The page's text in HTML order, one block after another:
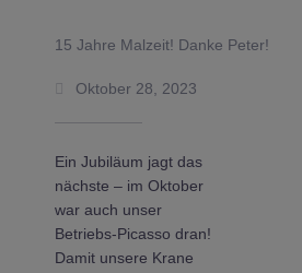
15 Jahre Malzeit! Danke Peter!
Oktober 28, 2023
Ein Jubiläum jagt das
nächste – im Oktober
war auch unser
Betriebs-Picasso dran!
Damit unsere Krane